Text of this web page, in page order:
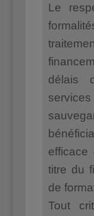
Le
délais
efficace
titre du
de
Tout